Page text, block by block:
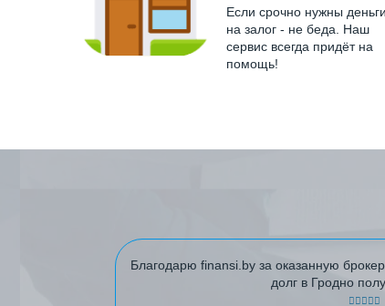
Если срочно нужны деньги
на залог - не беда. Наш
сервис всегда придёт на
помощь!
Благодарю finansi.by за оказанную
долг в Гродно